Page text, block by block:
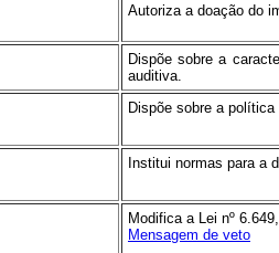
Autoriza a doação do
Dispõe sobre a
auditiva.
Dispõe sobre a
Institui normas para a
Modifica a Lei nº
Mensagem de veto